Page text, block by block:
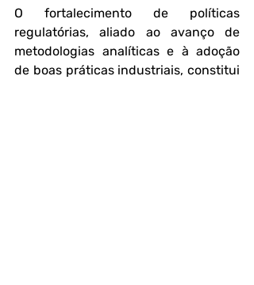
O fortalecimento de políticas
regulatórias, aliado ao avanço de
metodologias analíticas e à adoção
de boas práticas industriais, constitui